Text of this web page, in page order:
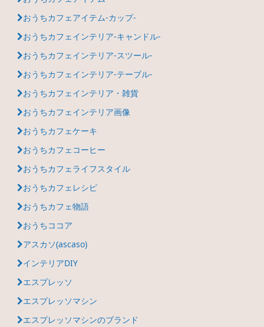
おうちカフェアイテム-カップ-
おうちカフェインテリア-キャンドル-
おうちカフェインテリア-スツール-
おうちカフェインテリア-テーブル-
おうちカフェインテリア・雑貨
おうちカフェインテリア画像
おうちカフェケーキ
おうちカフェコーヒー
おうちカフェライフスタイル
おうちカフェレシピ
おうちカフェ物語
おうちココア
アスカソ(ascaso)
インテリアDIY
エスプレッソ
エスプレッソマシン
エスプレッソマシンのブランド